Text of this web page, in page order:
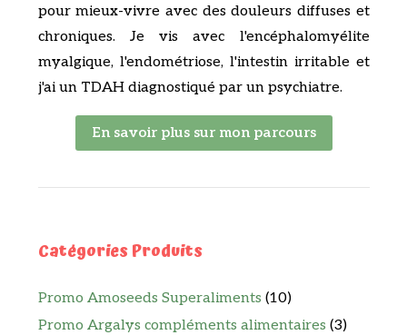
pour mieux-vivre avec des douleurs diffuses et
chroniques. Je vis avec l'encéphalomyélite
myalgique, l'endométriose, l'intestin irritable et
j'ai un TDAH diagnostiqué par un psychiatre.
En savoir plus sur mon parcours
Catégories Produits
Promo Amoseeds Superaliments (10)
Promo Argalys compléments alimentaires (3)